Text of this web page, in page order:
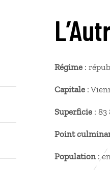
Régime :
Capitale :
Superficie :
Point
Population :